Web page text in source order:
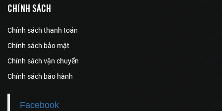
CHÍNH SÁCH
Chính sách thanh toán
Chính sách bảo mật
Chính sách vận chuyển
Chính sách bảo hành
Facebook